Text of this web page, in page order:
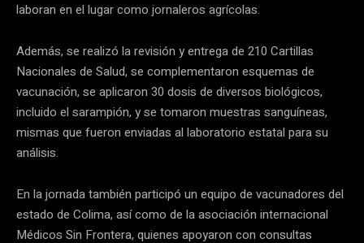
laboran en el lugar como jornaleros agrícolas.
Además, se realizó la revisión y entrega de 210 Cartillas
Nacionales de Salud, se complementaron esquemas de
vacunación, se aplicaron 30 dosis de diversos biológicos,
incluido el sarampión, y se tomaron muestras sanguíneas,
mismas que fueron enviadas al laboratorio estatal para su
análisis.
En la jornada también participó un equipo de vacunadores del
estado de Colima, así como de la asociación internacional
Médicos Sin Frontera, quienes apoyaron con consultas